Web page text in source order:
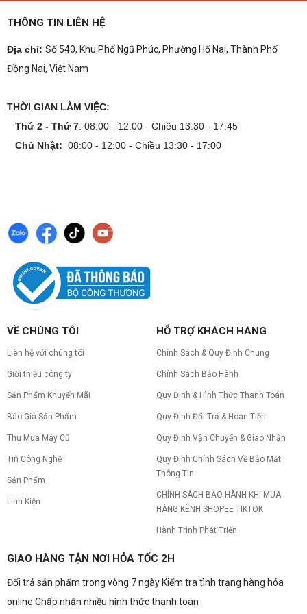
hình mạnh, tối ưu chi phí, test máy tại chỗ. Khám
phá ngay địa chỉ tư vấn và lắp đặt dàn PC chơi
phù hợp, đảm bảo hệ thống vận hành ổn định và
copy nhanh.
tăng hiệu năng tối đa? Xem ngay thứ tự ưu tiên
nâng cấp linh kiện PC chi tiết trong bài viết này!
nhân và Cách khắc phục
Tình trạng PC gaming nóng quạt kêu to khiến
máy giật lag, giảm tuổi thọ? Tìm hiểu ngay
nguyên nhân và cách khắc phục hiệu quả để máy
CPU AMD Ryzen 7 7700X3D full box mới
ra mắt: Nhanh, Mạnh, Giá tốt
với công nghệ 3D V-Cache đỉnh cao, mang lại
10 Nguyên nhân khiến PC gaming bị tụt
FPS thường gặp
PC gaming bị tụt FPS sau một thời gian? Tìm hiểu
và cách kiểm tra, khắc phục từng bước tại Vi Tính
NVIDIA Hoãn Ra Mắt Dòng RTX 50
"Mắc Kẹt" Vì Giá RAM GDDR7 3GB
NVIDIA đột ngột tạm hoãn ra mắt dòng card đồ
bến nhà máy của các đối tác. Nguyên nhân chính
THÔNG TIN LIÊN HỆ
Địa chỉ: Số 540, Khu Phố Ngũ Phúc, Phường Hố Nai, Thành Phố
Đồng Nai, Việt Nam
THỜI GIAN LÀM VIỆC:
Thứ 2 - Thứ 7: 08:00 - 12:00 - Chiều 13:30 - 17:45
Chủ Nhật: 08:00 - 12:00 - Chiều 13:30 - 17:00
VỀ CHÚNG TÔI
Liên hệ với chúng tôi
Giới thiệu công ty
Sản Phẩm Khuyến Mãi
Báo Giá Sản Phẩm
Thu Mua Máy Cũ
Tin Công Nghệ
Sản Phẩm
Linh Kiện
HỖ TRỢ KHÁCH HÀNG
Chính Sách & Quy Định Chung
Chính Sách Bảo Hành
Quy Định & Hình Thức Thanh Toán
Quy Định Đổi Trả & Hoàn Tiền
Quy Định Vận Chuyển & Giao Nhận
Quy Định Chính Sách Về Bảo Mật
Thông Tin
CHÍNH SÁCH BẢO HÀNH KHI MUA
HÀNG KÊNH SHOPEE TIKTOK
Hành Trình Phát Triển
GIAO HÀNG TẬN NƠI HỎA TỐC 2H
Đổi trả sản phẩm trong vòng 7 ngày Kiểm tra tình trạng hàng hóa
online Chấp nhận nhiều hình thức thanh toán